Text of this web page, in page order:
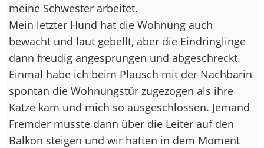
meine Schwester arbeitet.
Mein letzter Hund hat die Wohnung auch
bewacht und laut gebellt, aber die Eindringlinge
dann freudig angesprungen und abgeschreckt.
Einmal habe ich beim Plausch mit der Nachbarin
spontan die Wohnungstür zugezogen als ihre
Katze kam und mich so ausgeschlossen. Jemand
Fremder musste dann über die Leiter auf den
Balkon steigen und wir hatten in dem Moment